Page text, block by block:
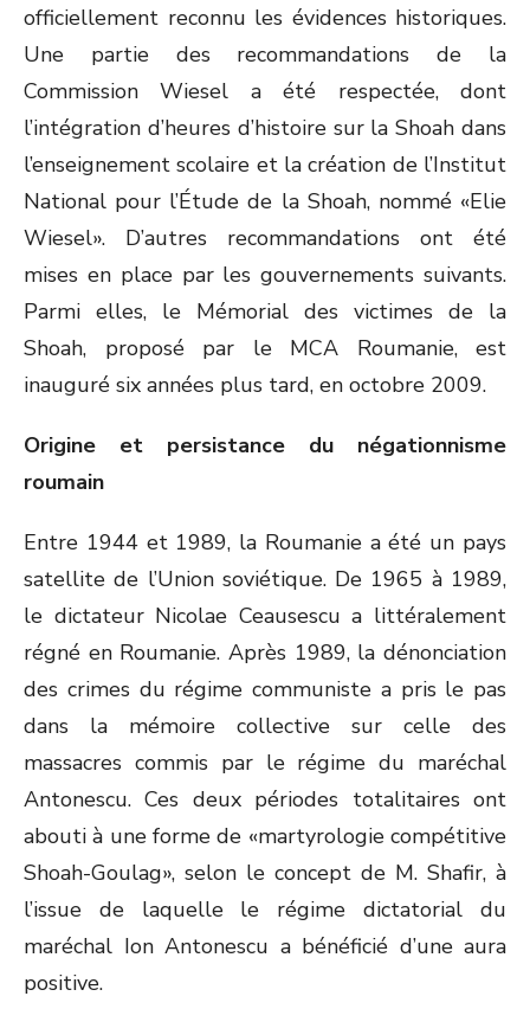
officiellement reconnu les évidences historiques.
Une partie des recommandations de la
Commission Wiesel a été respectée, dont
l’intégration d’heures d’histoire sur la Shoah dans
l’enseignement scolaire et la création de l’Institut
National pour l’Étude de la Shoah, nommé «Elie
Wiesel». D’autres recommandations ont été
mises en place par les gouvernements suivants.
Parmi elles, le Mémorial des victimes de la
Shoah, proposé par le MCA Roumanie, est
inauguré six années plus tard, en octobre 2009.
Origine et persistance du négationnisme
roumain
Entre 1944 et 1989, la Roumanie a été un pays
satellite de l’Union soviétique. De 1965 à 1989,
le dictateur Nicolae Ceausescu a littéralement
régné en Roumanie. Après 1989, la dénonciation
des crimes du régime communiste a pris le pas
dans la mémoire collective sur celle des
massacres commis par le régime du maréchal
Antonescu. Ces deux périodes totalitaires ont
abouti à une forme de «martyrologie compétitive
Shoah-Goulag», selon le concept de M. Shafir, à
l’issue de laquelle le régime dictatorial du
maréchal Ion Antonescu a bénéficié d’une aura
positive.